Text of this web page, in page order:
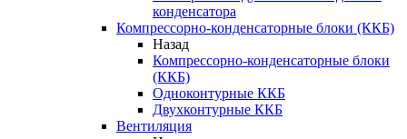
конденсатора
Компрессорно-конденсаторные блоки (ККБ)
Назад
Компрессорно-конденсаторные блоки
(ККБ)
Одноконтурные ККБ
Двухконтурные ККБ
Вентиляция